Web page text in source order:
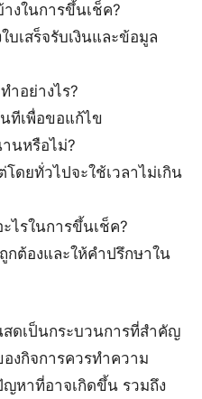
างในการขึ้นเช็ค?
บเสร็จรับเงินและข้อมูล
ำอย่างไร?
ทีเพื่อขอแก้ไข
นหรือไม่?
ดยทั่วไปจะใช้เวลาไม่เกิน
ไรในการขึ้นเช็ค?
กต้องและให้คำปรึกษาใน
สดเป็นกระบวนการที่สำคัญ
งกิจการควรทำความ
หาที่อาจเกิดขึ้น รวมถึง